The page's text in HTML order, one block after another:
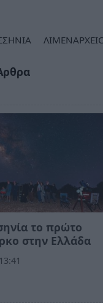
το πρώτο
στην Ελλάδα